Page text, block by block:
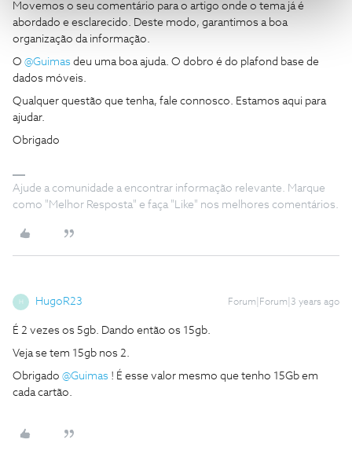
Movemos o seu comentário para o artigo onde o tema já é
abordado e esclarecido. Deste modo, garantimos a boa
organização da informação.
O @Guimas deu uma boa ajuda. O dobro é do plafond base de
dados móveis.
Qualquer questão que tenha, fale connosco. Estamos aqui para
ajudar.
Obrigado
Ajude a comunidade a encontrar informação relevante. Marque
como "Melhor Resposta" e faça "Like" nos melhores comentários.
HugoR23 Forum|Forum|3 years ago
É 2 vezes os 5gb. Dando então os 15gb.
Veja se tem 15gb nos 2.
Obrigado @Guimas ! É esse valor mesmo que tenho 15Gb em
cada cartão.